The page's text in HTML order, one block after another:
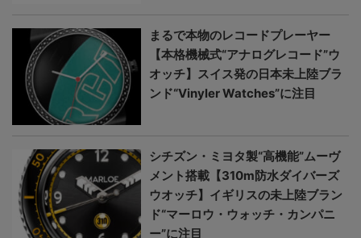
まるで本物のレコードプレーヤー
【本格機械式“アナログレコード”ウ
オッチ】スイス発の日本未上陸ブラ
ンド“Vinyler Watches”に注目
シチズン・ミヨタ製“高機能”ムーヴ
メント搭載【310m防水ダイバーズ
ウオッチ】イギリスの未上陸ブラン
ド“マーロウ・ウォッチ・カンパニ
ー”に注目